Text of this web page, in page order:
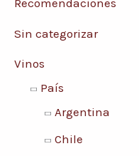
Recomendaciones
Sin categorizar
Vinos
País
Argentina
Chile